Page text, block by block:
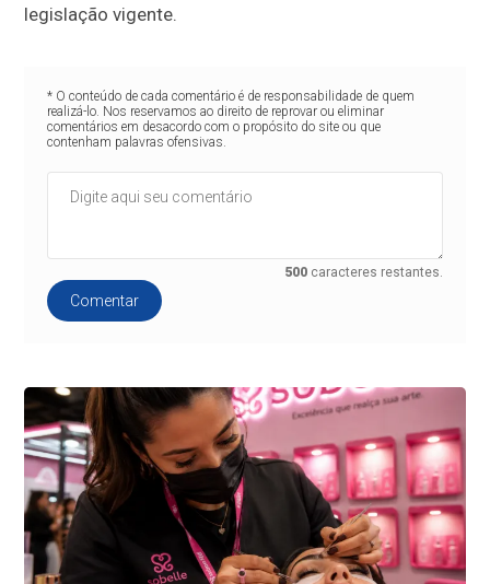
legislação vigente.
* O conteúdo de cada comentário é de responsabilidade de quem
realizá-lo. Nos reservamos ao direito de reprovar ou eliminar
comentários em desacordo com o propósito do site ou que
contenham palavras ofensivas.
500 caracteres restantes.
Comentar